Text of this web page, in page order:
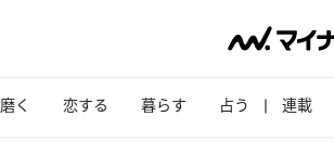
磨く 恋する 暮らす 占う 連載